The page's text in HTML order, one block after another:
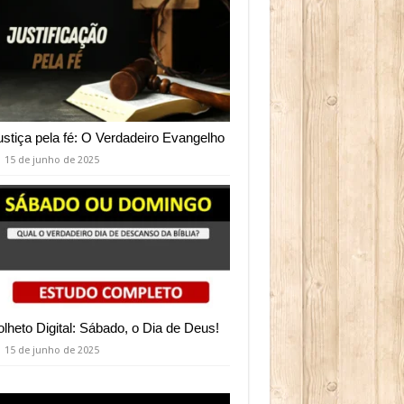
pela fé: O Verdadeiro Evangelho
15 de junho de 2025
Digital: Sábado, o Dia de Deus!
15 de junho de 2025